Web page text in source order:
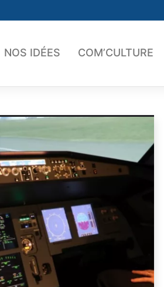
NOS IDÉES COM’CULTURE